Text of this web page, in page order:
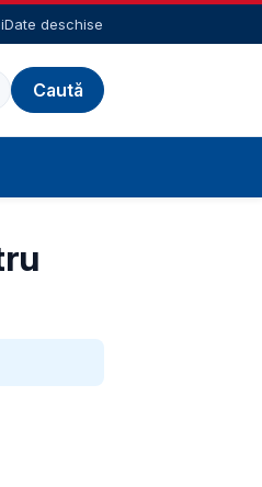
Date deschise